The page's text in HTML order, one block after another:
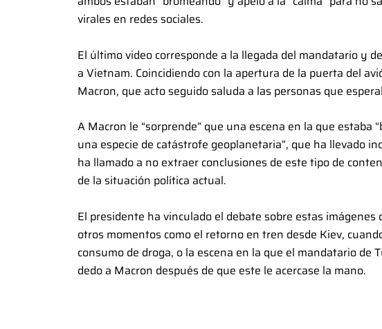
virales en redes sociales.
El último video corresponde a la llegada del mandatario y
a Vietnam. Coincidiendo con la apertura de la puerta del
Macron, que acto seguido saluda a las personas que
A Macron le “sorprende” que una escena en la que estaba
una especie de catástrofe geoplanetaria”, que ha llevado
ha llamado a no extraer conclusiones de este tipo de
de la situación política actual.
El presidente ha vinculado el debate sobre estas
otros momentos como el retorno en tren desde Kiev,
consumo de droga, o la escena en la que el mandatario de
dedo a Macron después de que este le acercase la mano.